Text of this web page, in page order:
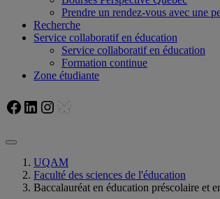
Prendre un rendez-vous avec une
Recherche
Service collaboratif en éducation
Service collaboratif en éducation
Formation continue
Zone étudiante
Facebook
LinkedIn
Instagram
Bluesky
UQAM
Faculté des sciences de l'éducation
Baccalauréat en éducation préscolaire et